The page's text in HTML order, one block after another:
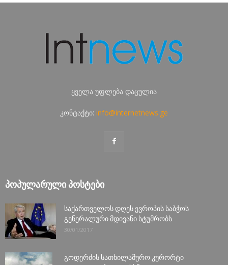
ყველა უფლება დაცულია
კონტაქტი: info@internetnews.ge
ᲞᲝᲞᲣᲚᲐᲠᲣᲚᲘ ᲞᲝᲡᲢᲔᲑᲘ
საქართველოს დღეს ევროპის საბჭოს
გენერალური მდივანი სტუმრობს
30/01/2017
გოდერძის სათხილამურო კურორტი